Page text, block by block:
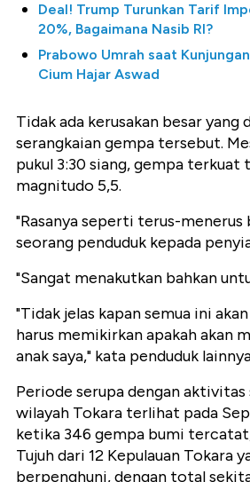
Deal! Trump Turunkan Tarif
20%, Bagaimana Nasib RI?
Prabowo Umrah saat
Cium Hajar Aswad
Tidak ada kerusakan besar yang
serangkaian gempa tersebut.
pukul 3:30 siang, gempa terkuat
magnitudo 5,5.
"Rasanya seperti terus-menerus
seorang penduduk kepada
"Sangat menakutkan bahkan
"Tidak jelas kapan semua ini
harus memikirkan apakah akan
anak saya," kata penduduk
Periode serupa dengan
wilayah Tokara terlihat pada
ketika 346 gempa bumi
Tujuh dari 12 Kepulauan Tokara
berpenghuni, dengan total